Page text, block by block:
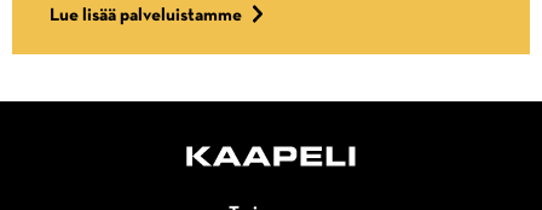
Lue lisää palveluistamme